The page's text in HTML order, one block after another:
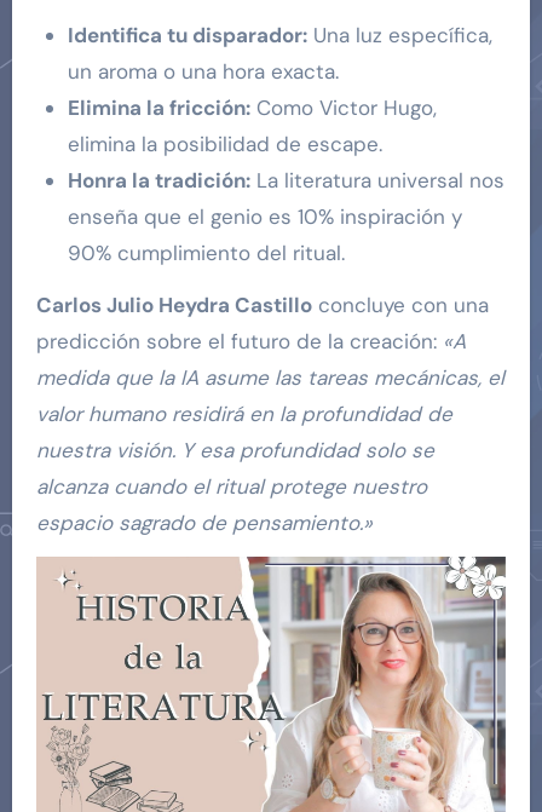
Identifica tu disparador:Una luz específica,
un aroma o una hora exacta.
Elimina la fricción:Como Victor Hugo,
elimina la posibilidad de escape.
Honra la tradición:La literatura universal nos
enseña que el genio es 10% inspiración y
90% cumplimiento del ritual.
Carlos Julio Heydra Castilloconcluye con una
predicción sobre el futuro de la creación: «A
medida que la IA asume las tareas mecánicas, el
valor humano residirá en la profundidad de
nuestra visión. Y esa profundidad solo se
alcanza cuando el ritual protege nuestro
espacio sagrado de pensamiento.»